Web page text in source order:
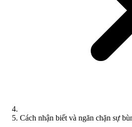
Cách nhận biết và ngăn chặn sự